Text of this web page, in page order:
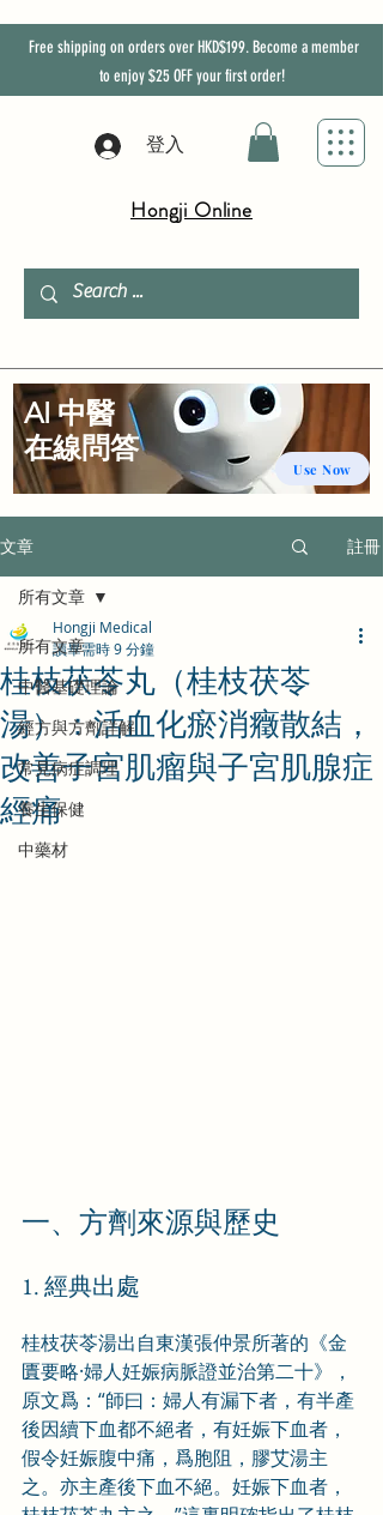
Free shipping on orders over HKD$199. Become a member
to enjoy$25 OFFyour first order!
登入
Hongji Online
文章 註冊
所有文章
中醫基礎理論
經方與方劑詳解
常見病症調理
養生保健
中藥材
所有文章
桂枝茯苓丸（桂枝茯苓
湯）：活血化瘀消癥散結，
改善子宮肌瘤與子宮肌腺症
經痛
Hongji Medical
讀畢需時 9 分鐘
一、方劑來源與歷史
1. 經典出處
桂枝茯苓湯出自東漢張仲景所著的《金
匱要略·婦人妊娠病脈證並治第二十》，
原文爲：“師曰：婦人有漏下者，有半產
後因續下血都不絕者，有妊娠下血者，
假令妊娠腹中痛，爲胞阻，膠艾湯主
之。亦主產後下血不絕。妊娠下血者，
Use Now
AI 中醫
​在線問答